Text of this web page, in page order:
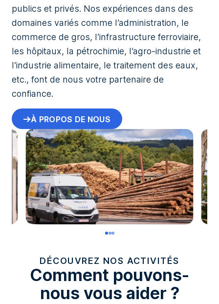
publics et privés. Nos expériences dans des
domaines variés comme l’administration, le
commerce de gros, l’infrastructure ferroviaire,
les hôpitaux, la pétrochimie, l’agro-industrie et
l’industrie alimentaire, le traitement des eaux,
etc., font de nous votre partenaire de
confiance.
À PROPOS DE NOUS
DÉCOUVREZ NOS ACTIVITÉS
Comment pouvons-
nous vous aider ?